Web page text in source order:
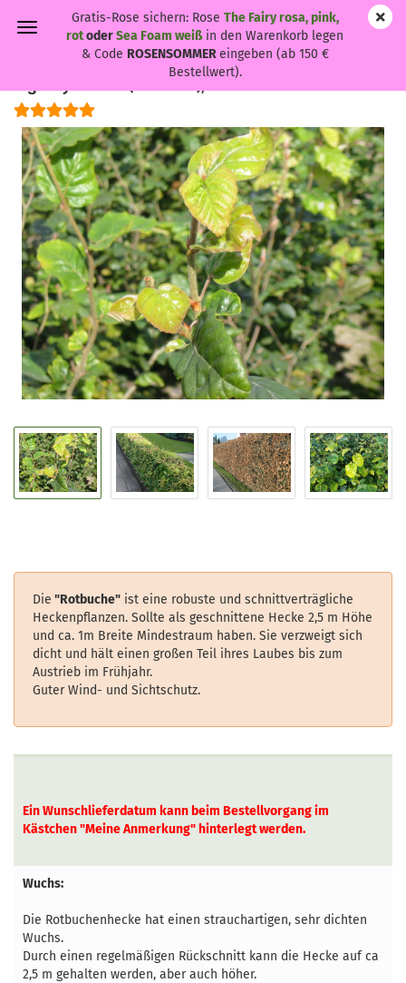
Gratis-Rose sichern: Rose The Fairy rosa, pink,
rotoderSea Foam weißin den Warenkorb legen
& Code ROSENSOMMEReingeben (ab 150 €
Bestellwert).
Die "Rotbuche" ist eine robuste und schnittverträgliche
Heckenpflanzen. Sollte als geschnittene Hecke 2,5 m Höhe
und ca. 1m Breite Mindestraum haben. Sie verzweigt sich
dicht und hält einen großen Teil ihres Laubes bis zum
Austrieb im Frühjahr.
Guter Wind- und Sichtschutz.
Ein Wunschlieferdatum kann beim Bestellvorgang im
Kästchen "Meine Anmerkung" hinterlegt werden.
Wuchs:
Die Rotbuchenhecke hat einen strauchartigen, sehr dichten
Wuchs.
Durch einen regelmäßigen Rückschnitt kann die Hecke auf ca
2,5 m gehalten werden, aber auch höher.